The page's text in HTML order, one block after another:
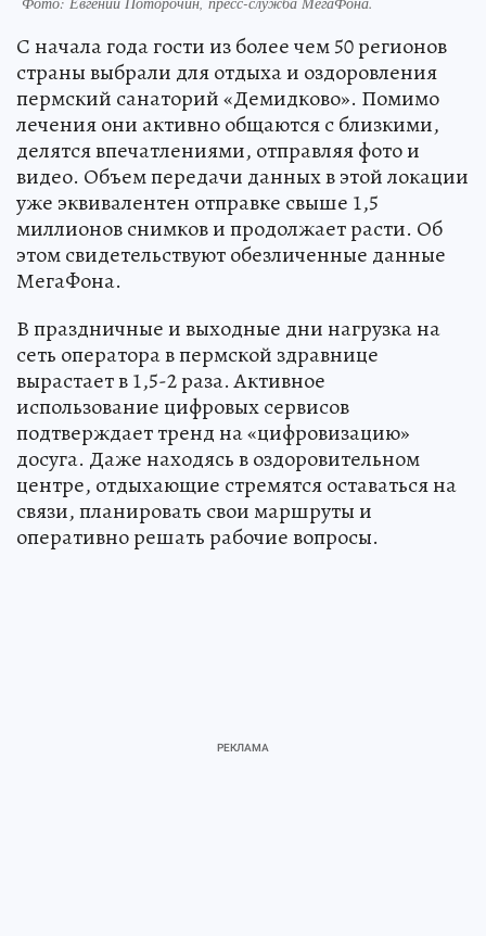
С начала года гости из более чем 50 регионов
страны выбрали для отдыха и оздоровления
пермский санаторий «Демидково». Помимо
лечения они активно общаются с близкими,
делятся впечатлениями, отправляя фото и
видео. Объем передачи данных в этой локации
уже эквивалентен отправке свыше 1,5
миллионов снимков и продолжает расти. Об
этом свидетельствуют обезличенные данные
МегаФона.
В праздничные и выходные дни нагрузка на
сеть оператора в пермской здравнице
вырастает в 1,5-2 раза. Активное
использование цифровых сервисов
подтверждает тренд на «цифровизацию»
досуга. Даже находясь в оздоровительном
центре, отдыхающие стремятся оставаться на
связи, планировать свои маршруты и
оперативно решать рабочие вопросы.